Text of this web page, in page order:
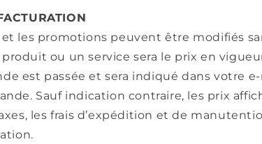
les promotions peuvent être modifiés
ou un service sera le prix en
est passée et sera indiqué dans votre
Sauf indication contraire, les prix
les frais d’expédition et de